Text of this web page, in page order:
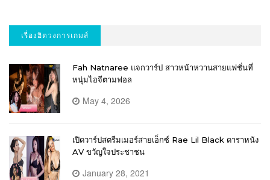
เรื่องฮิตวงการเกมส์
Fah Natnaree แจกวาร์ป สาวหน้าหวานสายแฟชั่นที่
หนุ่มไอจีตามฟอล
May 4, 2026
เปิดวาร์ปสตรีมเมอร์สายเอ็กซ์ Rae Lil Black ดาราหนัง
AV ขวัญใจประชาชน
January 28, 2021